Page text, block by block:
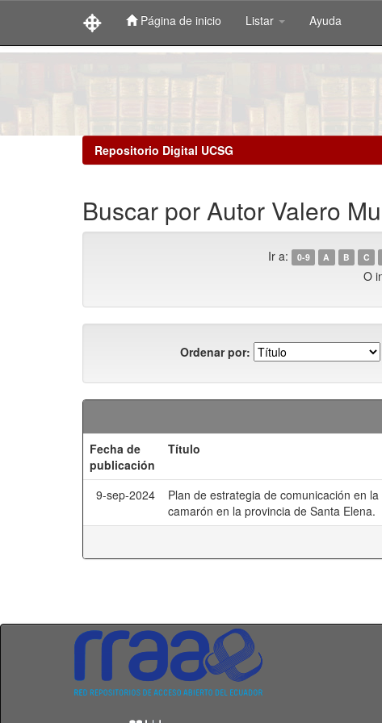
Página de inicio Listar Ayuda
Repositorio Digital UCSG
Buscar por Autor Valero
Ir a: 0-9 A B C
O
Ordenar por:
Fecha de
publicación
Título
9-sep-2024
Plan de estrategia de comunicación en
camarón en la provincia de Santa Elena.